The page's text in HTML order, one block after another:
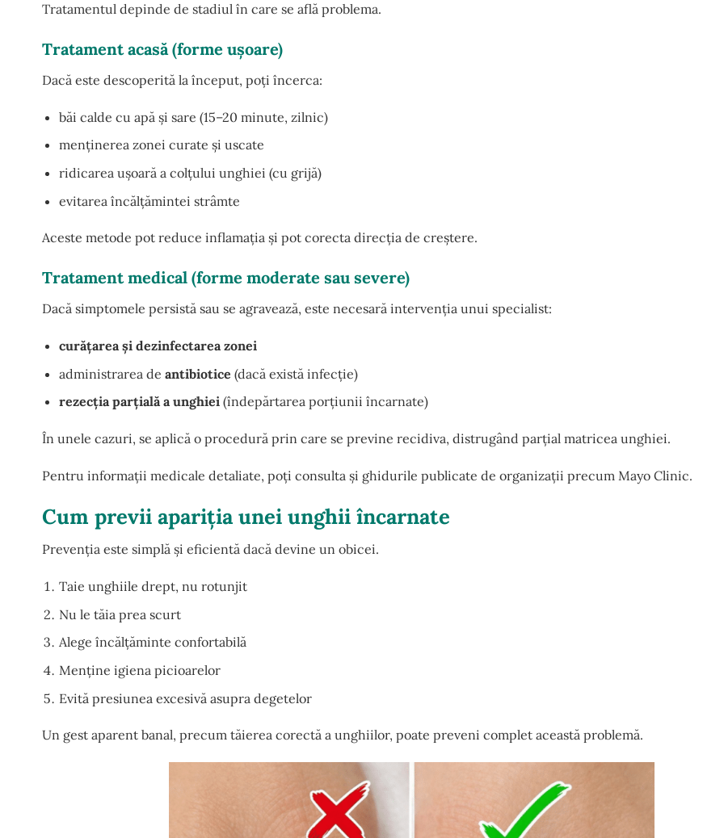
Tratamentul depinde de stadiul în care se află problema.
Tratament acasă (forme ușoare)
Dacă este descoperită la început, poți încerca:
băi calde cu apă și sare (15–20 minute, zilnic)
menținerea zonei curate și uscate
ridicarea ușoară a colțului unghiei (cu grijă)
evitarea încălțămintei strâmte
Aceste metode pot reduce inflamația și pot corecta direcția de creștere.
Tratament medical (forme moderate sau severe)
Dacă simptomele persistă sau se agravează, este necesară intervenția unui specialist:
curățarea și dezinfectarea zonei
administrarea de antibiotice (dacă există infecție)
rezecția parțială a unghiei(îndepărtarea porțiunii încarnate)
În unele cazuri, se aplică o procedură prin care se previne recidiva, distrugând parțial matricea unghiei.
Pentru informații medicale detaliate, poți consulta și ghidurile publicate de organizații precum Mayo Clinic.
Cum previi apariția unei unghii încarnate
Prevenția este simplă și eficientă dacă devine un obicei.
Taie unghiile drept, nu rotunjit
Nu le tăia prea scurt
Alege încălțăminte confortabilă
Menține igiena picioarelor
Evită presiunea excesivă asupra degetelor
Un gest aparent banal, precum tăierea corectă a unghiilor, poate preveni complet această problemă.